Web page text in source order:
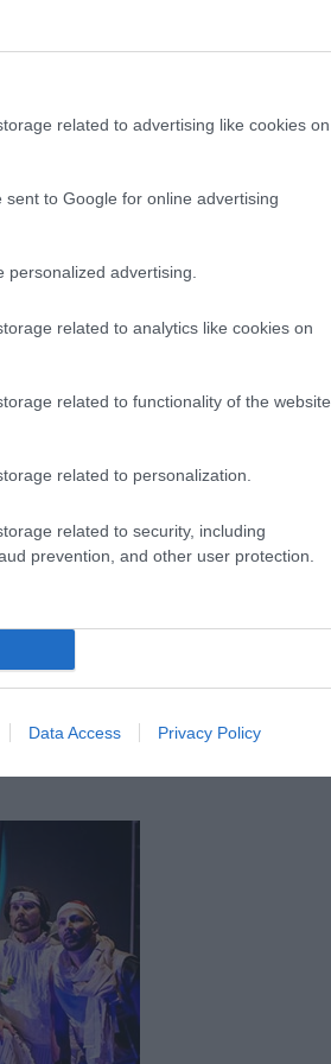
related to advertising like cookies on
to Google for online advertising
advertising.
related to analytics like cookies on
related to functionality of the website
related to personalization.
related to security, including
prevention, and other user protection.
Data Access Privacy Policy